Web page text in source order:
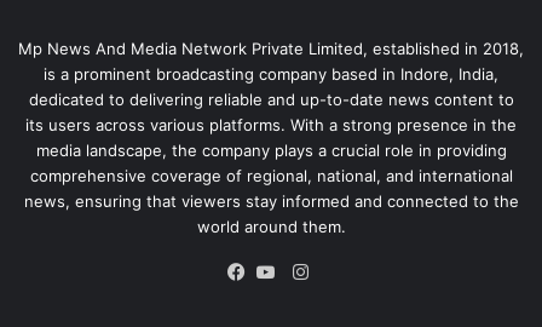
Mp News And Media Network Private Limited, established in 2018,
is a prominent broadcasting company based in Indore, India,
dedicated to delivering reliable and up-to-date news content to
its users across various platforms. With a strong presence in the
media landscape, the company plays a crucial role in providing
comprehensive coverage of regional, national, and international
news, ensuring that viewers stay informed and connected to the
world around them.
Instagram